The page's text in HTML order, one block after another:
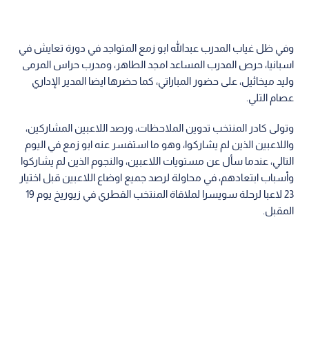
وفي ظل غياب المدرب عبدالله ابو زمع المتواجد في دورة تعايش في
اسبانيا، حرص المدرب المساعد امجد الطاهر، ومدرب حراس المرمى
وليد ميخائيل، على حضور المباراتي، كما حضرها ايضا المدير الإداري
عصام التلي.
وتولى كادر المنتخب تدوين الملاحظات، ورصد اللاعبين المشاركين،
واللاعبين الذين لم يشاركوا، وهو ما استفسر عنه ابو زمع في اليوم
التالي، عندما سأل عن مستويات اللاعبين، والنجوم الذين لم يشاركوا
وأسباب ابتعادهم، في محاولة لرصد جميع اوضاع اللاعبين قبل اختيار
23 لاعبا لرحلة سويسرا لملاقاة المنتخب القطري في زيوريخ يوم 19
المقبل.